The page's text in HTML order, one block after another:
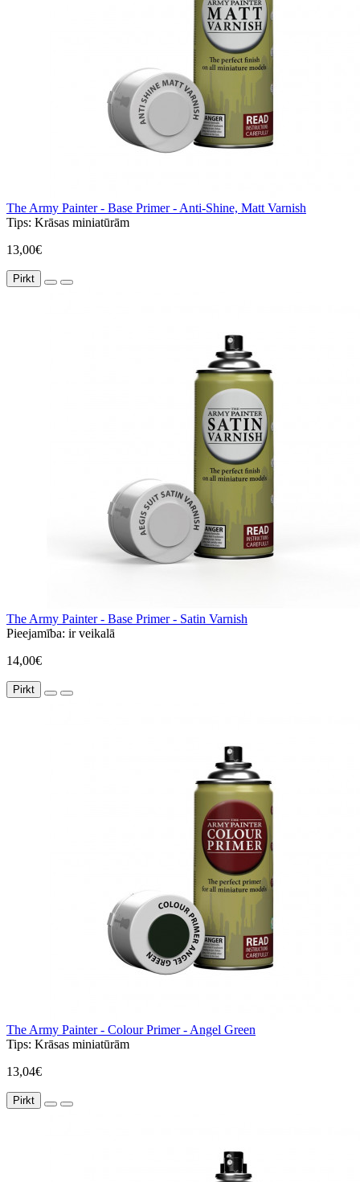
The Army Painter - Base Primer - Anti-Shine, Matt Varnish
Tips: Krāsas miniatūrām
13,00€
Pirkt
The Army Painter - Base Primer - Satin Varnish
Pieejamība: ir veikalā
14,00€
Pirkt
The Army Painter - Colour Primer - Angel Green
Tips: Krāsas miniatūrām
13,04€
Pirkt